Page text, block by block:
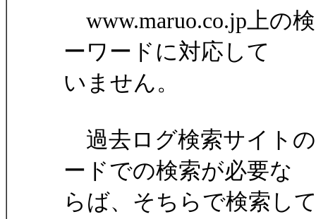
www.maruo.co.jp上の
ーワードに対応して
いません。
過去ログ検索サイト
ードでの検索が必要な
らば、そちらで検索し